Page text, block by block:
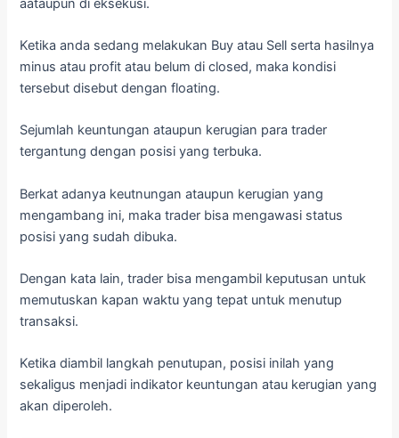
Ketika anda sedang melakukan Buy atau Sell serta hasilnya
minus atau profit atau belum di closed, maka kondisi
tersebut disebut dengan floating.
Sejumlah keuntungan ataupun kerugian para trader
tergantung dengan posisi yang terbuka.
Berkat adanya keutnungan ataupun kerugian yang
mengambang ini, maka trader bisa mengawasi status
posisi yang sudah dibuka.
Dengan kata lain, trader bisa mengambil keputusan untuk
memutuskan kapan waktu yang tepat untuk menutup
transaksi.
Ketika diambil langkah penutupan, posisi inilah yang
sekaligus menjadi indikator keuntungan atau kerugian yang
akan diperoleh.